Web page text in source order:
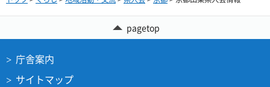
pagetop
庁舎案内
サイトマップ